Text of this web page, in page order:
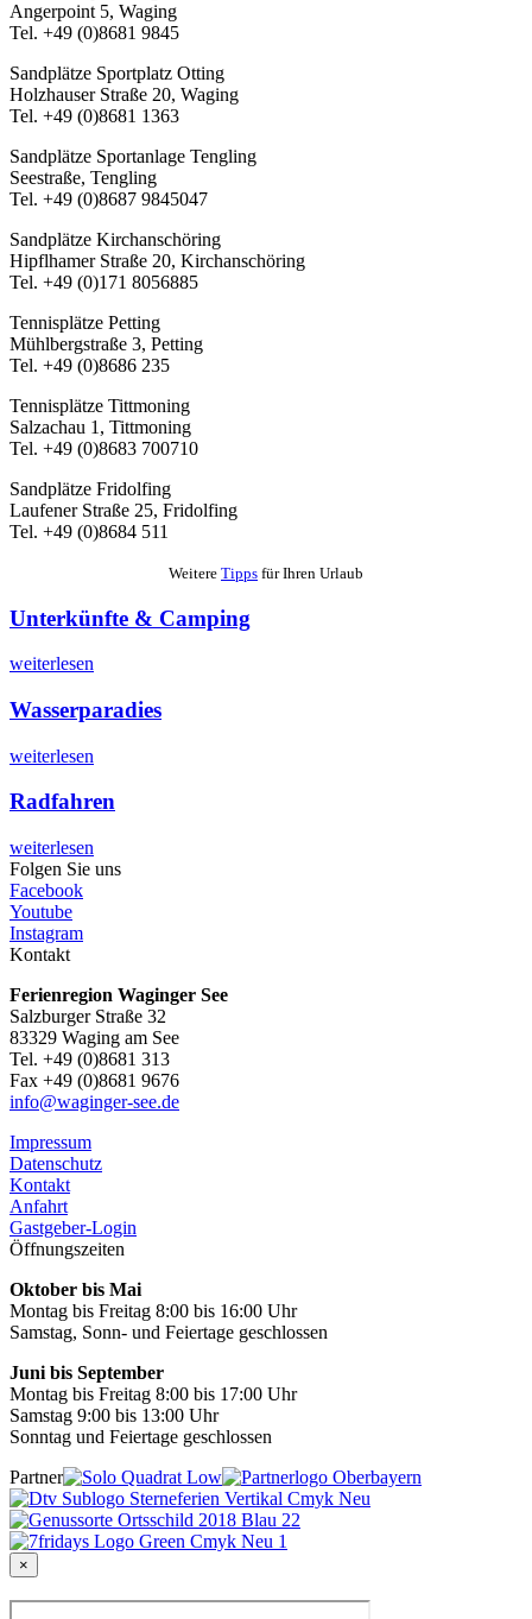
Angerpoint 5, Waging
Tel. +49 (0)8681 9845
Sandplätze Sportplatz Otting
Holzhauser Straße 20, Waging
Tel. +49 (0)8681 1363
Sandplätze Sportanlage Tengling
Seestraße, Tengling
Tel. +49 (0)8687 9845047
Sandplätze Kirchanschöring
Hipflhamer Straße 20, Kirchanschöring
Tel. +49 (0)171 8056885
Tennisplätze Petting
Mühlbergstraße 3, Petting
Tel. +49 (0)8686 235
Tennisplätze Tittmoning
Salzachau 1, Tittmoning
Tel. +49 (0)8683 700710
Sandplätze Fridolfing
Laufener Straße 25, Fridolfing
Tel. +49 (0)8684 511
Weitere Tipps für Ihren Urlaub
Unterkünfte & Camping
weiterlesen
Wasserparadies
weiterlesen
Radfahren
weiterlesen
Folgen Sie uns
Facebook
Youtube
Instagram
Kontakt
Ferienregion Waginger See
Salzburger Straße 32
83329 Waging am See
Tel. +49 (0)8681 313
Fax +49 (0)8681 9676
info@waginger-see.de
Impressum
Datenschutz
Kontakt
Anfahrt
Gastgeber-Login
Öffnungszeiten
Oktober bis Mai
Montag bis Freitag 8:00 bis 16:00 Uhr
Samstag, Sonn- und Feiertage geschlossen
Juni bis September
Montag bis Freitag 8:00 bis 17:00 Uhr
Samstag 9:00 bis 13:00 Uhr
Sonntag und Feiertage geschlossen
Partner
×